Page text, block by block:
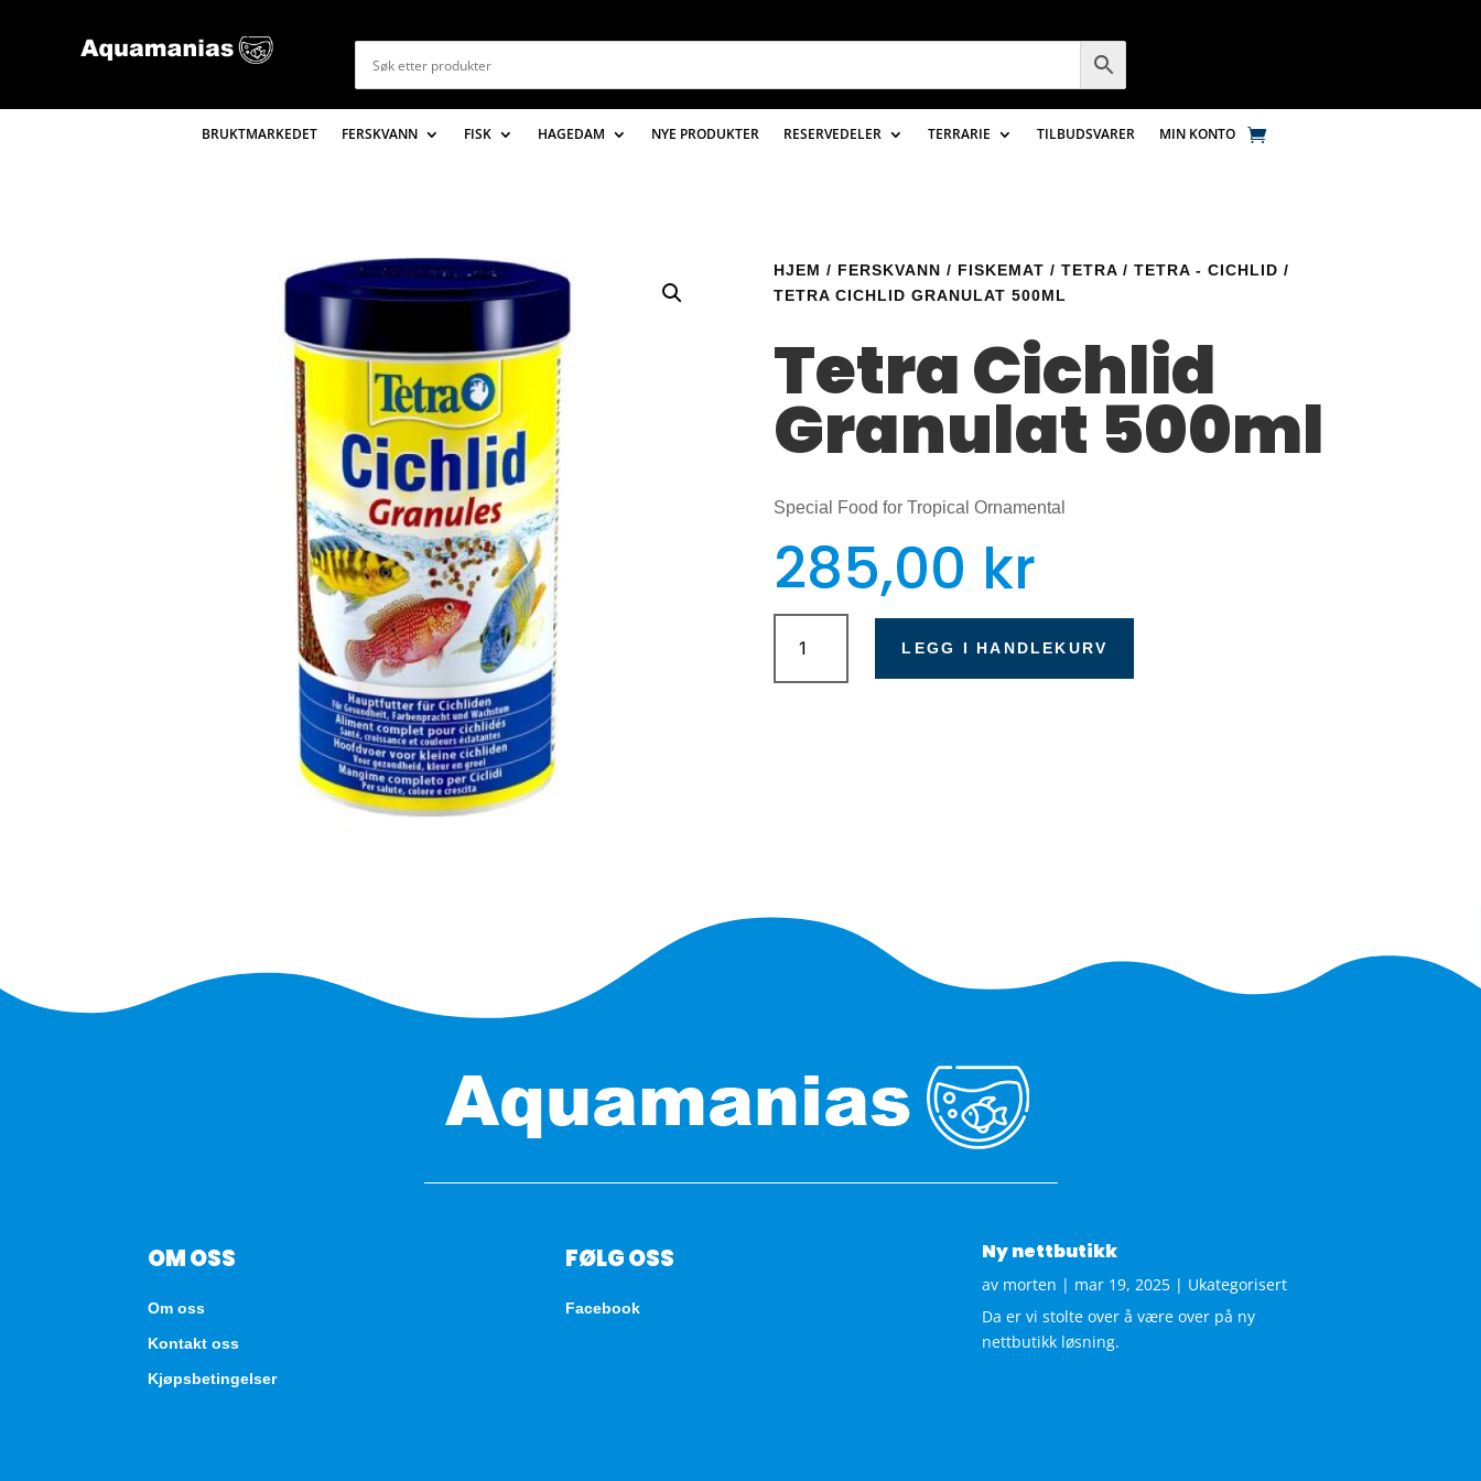
BRUKTMARKEDET FERSKVANN FISK HAGEDAM NYE PRODUKTER RESERVEDELER TERRARIE TILBUDSVARER MIN KONTO
HJEM / FERSKVANN / FISKEMAT / TETRA/ TETRA - CICHLID /
TETRA CICHLID GRANULAT 500ML
Tetra Cichlid
Granulat 500ml
Special Food for Tropical Ornamental
285,00 kr
Tetra
Cichlid
Granulat
LEGG I HANDLEKURV
OM OSS
Om oss
Kontakt oss
Kjøpsbetingelser
FØLG OSS
Facebook
Ny nettbutikk
av morten | mar 19, 2025| Ukategorisert
Da er vi stolte over å være over på ny
nettbutikk løsning.